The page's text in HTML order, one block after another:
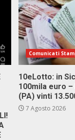
Comunicati
10eLotto: in
100mila euro
(PA) vinti
7 Agosto 2026